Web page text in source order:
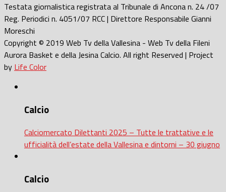
Testata giornalistica registrata al Tribunale di Ancona n. 24 /07
Reg. Periodici n. 4051/07 RCC | Direttore Responsabile Gianni
Moreschi
Copyright © 2019 Web Tv della Vallesina - Web Tv della Fileni
Aurora Basket e della Jesina Calcio. All right Reserved | Project
by Life Color
Calcio
Calciomercato Dilettanti 2025 – Tutte le trattative e le
ufficialità dell’estate della Vallesina e dintorni – 30 giugno
Calcio